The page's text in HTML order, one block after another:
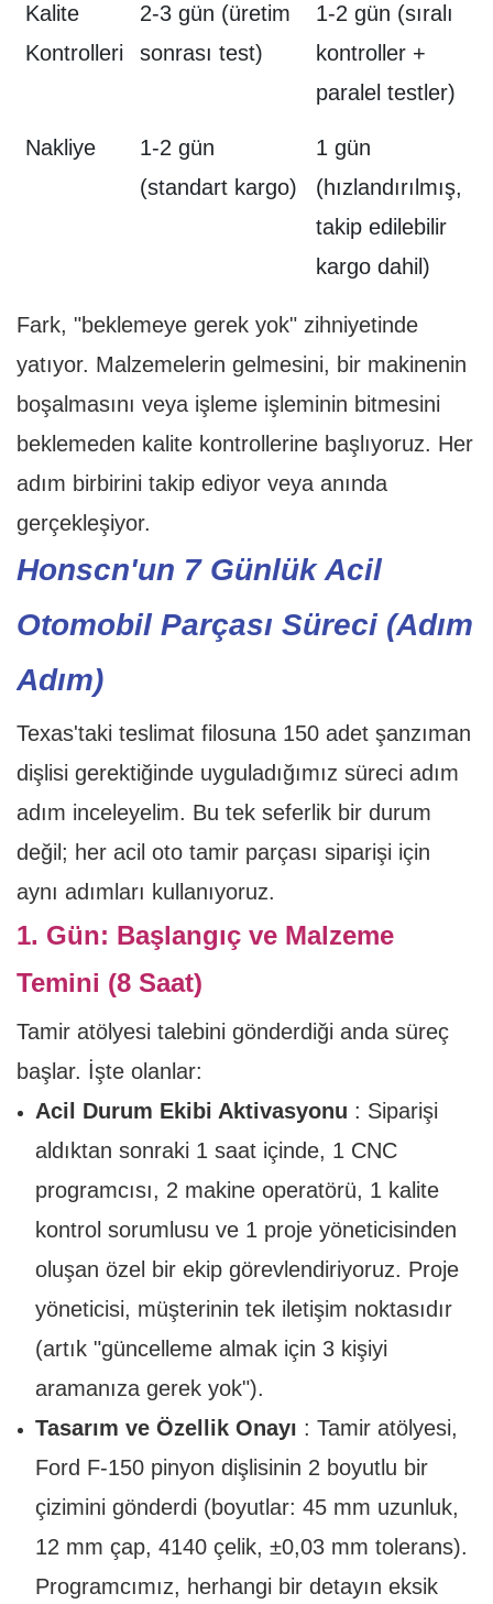
Kalite
Kontrolleri
2-3 gün (üretim
sonrası test)
1-2 gün (sıralı
kontroller +
paralel testler)
Nakliye
1-2 gün
(standart kargo)
1 gün
(hızlandırılmış,
takip edilebilir
kargo dahil)
Fark, "beklemeye gerek yok" zihniyetinde
yatıyor. Malzemelerin gelmesini, bir makinenin
boşalmasını veya işleme işleminin bitmesini
beklemeden kalite kontrollerine başlıyoruz. Her
adım birbirini takip ediyor veya anında
gerçekleşiyor.
Honscn'un 7 Günlük Acil
Otomobil Parçası Süreci (Adım
Adım)
Texas'taki teslimat filosuna 150 adet şanzıman
dişlisi gerektiğinde uyguladığımız süreci adım
adım inceleyelim. Bu tek seferlik bir durum
değil; her acil oto tamir parçası siparişi için
aynı adımları kullanıyoruz.
1. Gün: Başlangıç ​​ve Malzeme
Temini (8 Saat)
Tamir atölyesi talebini gönderdiği anda süreç
başlar. İşte olanlar:
Acil Durum Ekibi Aktivasyonu : Siparişi
aldıktan sonraki 1 saat içinde, 1 CNC
programcısı, 2 makine operatörü, 1 kalite
kontrol sorumlusu ve 1 proje yöneticisinden
oluşan özel bir ekip görevlendiriyoruz. Proje
yöneticisi, müşterinin tek iletişim noktasıdır
(artık "güncelleme almak için 3 kişiyi
aramanıza gerek yok").
Tasarım ve Özellik Onayı : Tamir atölyesi,
Ford F-150 pinyon dişlisinin 2 boyutlu bir
çizimini gönderdi (boyutlar: 45 mm uzunluk,
12 mm çap, 4140 çelik, ±0,03 mm tolerans).
Programcımız, herhangi bir detayın eksik